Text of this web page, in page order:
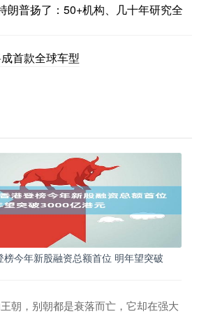
朗普扬了：50+机构、几十年研究全
首款全球车型
榜今年新股融资总额首位 明年望突破
朝，别朝都是衰落而亡，它却在强大